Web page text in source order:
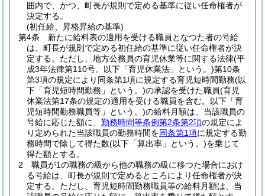
囲内で、かつ、町長が規則で定める基準に従い任命権者が
決定する。
(初任給、昇格昇給の基準)
第4条
新たに給料表の適用を受ける職員となつた者の号給
は、町長が規則で定める初任給の基準に従い任命権者が決
定する。 ただし、地方公務員の育児休業等に関する法律(平
成3年法律第110号。以下「育児休業法」という。)第10条
第3項の規定により同条第1項に規定する育児短時間勤務(以
下「育児短時間勤務」という。)の承認を受けた職員(育児
休業法第17条の規定の適用を受ける職員を含む。以下「育
児短時間勤務職員等」という。)の給料月額は、当該職員の
号給に応じた額に、 勤務時間等条例第2条第2項の規定によ
り定められた当該職員の勤務時間を同条第1項に規定する勤
務時間で除して得た数(以下「算出率」という。)を乗じて
得た額とする。
2
職員が1の職務の級から他の職務の級に移つた場合におけ
る号給は、町長が規則で定めるところにより任命権者が決
定する。 ただし、育児短時間勤務職員等の給料月額は、当